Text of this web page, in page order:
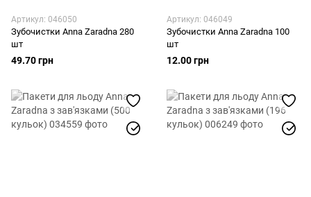
Артикул: 046050
Зубочистки Anna Zaradna 280
шт
49.70 грн
Артикул: 046049
Зубочистки Anna Zaradna 100
шт
12.00 грн